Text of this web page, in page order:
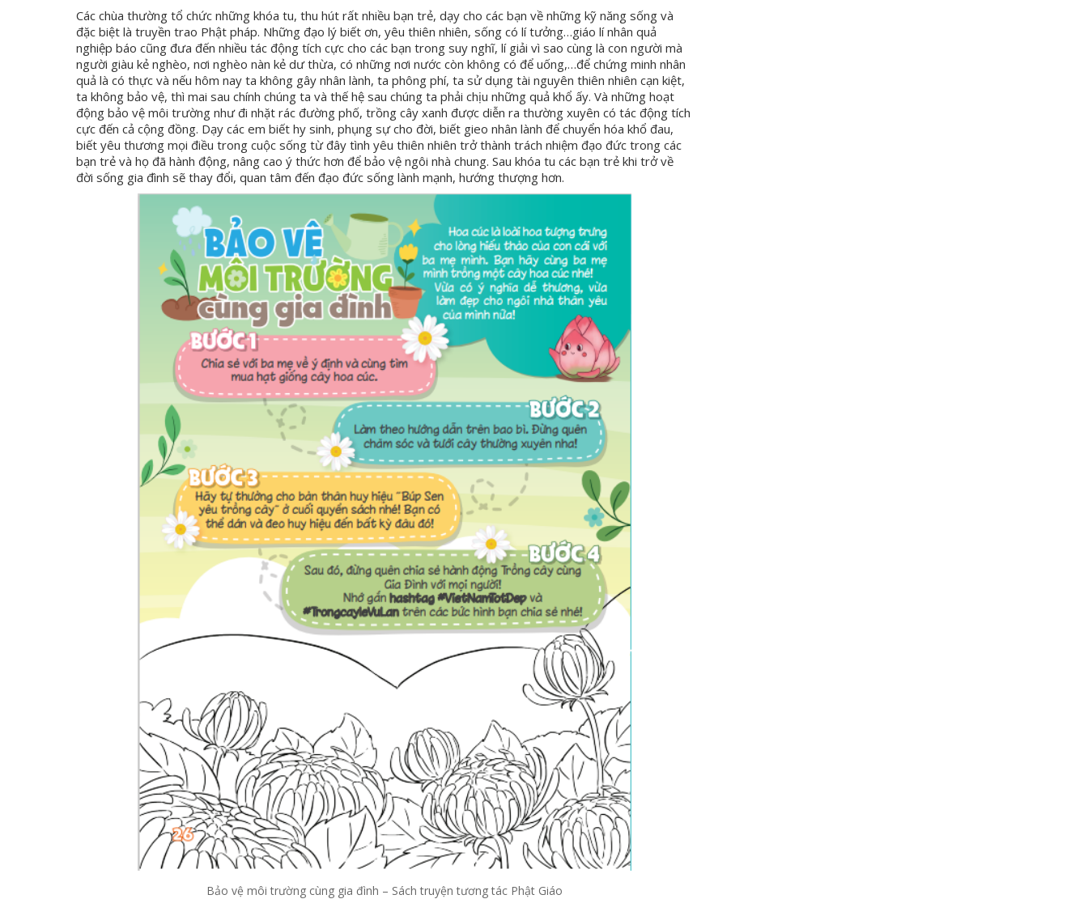
Các chùa thường tổ chức những khóa tu, thu hút rất nhiều bạn trẻ, dạy cho các bạn về những kỹ năng sống và
đặc biệt là truyền trao Phật pháp. Những đạo lý biết ơn, yêu thiên nhiên, sống có lí tưởng…giáo lí nhân quả
nghiệp báo cũng đưa đến nhiều tác động tích cực cho các bạn trong suy nghĩ, lí giải vì sao cùng là con người mà
người giàu kẻ nghèo, nơi nghèo nàn kẻ dư thừa, có những nơi nước còn không có để uống,…để chứng minh nhân
quả là có thực và nếu hôm nay ta không gây nhân lành, ta phông phí, ta sử dụng tài nguyên thiên nhiên cạn kiệt,
ta không bảo vệ, thì mai sau chính chúng ta và thế hệ sau chúng ta phải chịu những quả khổ ấy. Và những hoạt
động bảo vệ môi trường như đi nhặt rác đường phố, trồng cây xanh được diễn ra thường xuyên có tác động tích
cực đến cả cộng đồng. Dạy các em biết hy sinh, phụng sự cho đời, biết gieo nhân lành để chuyển hóa khổ đau,
biết yêu thương mọi điều trong cuộc sống từ đây tình yêu thiên nhiên trở thành trách nhiệm đạo đức trong các
bạn trẻ và họ đã hành động, nâng cao ý thức hơn để bảo vệ ngôi nhà chung. Sau khóa tu các bạn trẻ khi trở về
đời sống gia đình sẽ thay đổi, quan tâm đến đạo đức sống lành mạnh, hướng thượng hơn.
Bảo vệ môi trường cùng gia đình – Sách truyện tương tác Phật Giáo